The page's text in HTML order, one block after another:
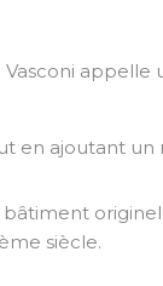
appelle
en ajoutant
bâtiment
siècle.